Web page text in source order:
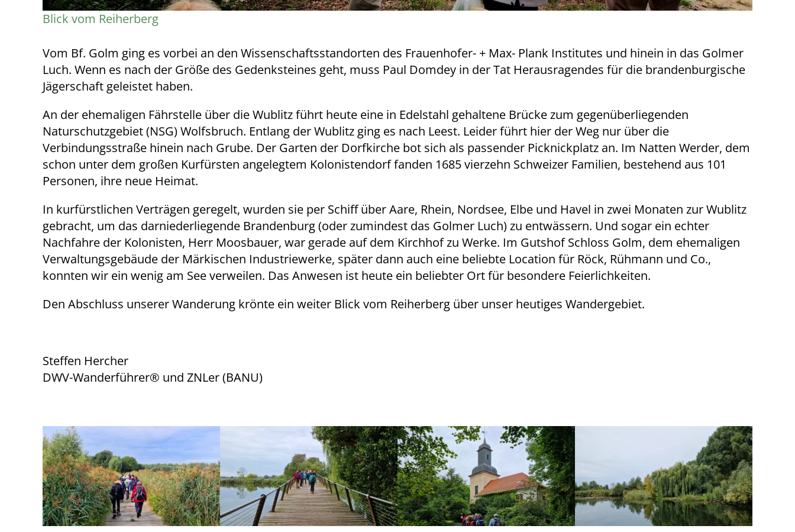
Blick vom Reiherberg
Vom Bf. Golm ging es vorbei an den Wissenschaftsstandorten des Frauenhofer- + Max- Plank Institutes und hinein in das Golmer
Luch. Wenn es nach der Größe des Gedenksteines geht, muss Paul Domdey in der Tat Herausragendes für die brandenburgische
Jägerschaft geleistet haben.
An der ehemaligen Fährstelle über die Wublitz führt heute eine in Edelstahl gehaltene Brücke zum gegenüberliegenden
Naturschutzgebiet (NSG) Wolfsbruch. Entlang der Wublitz ging es nach Leest. Leider führt hier der Weg nur über die
Verbindungsstraße hinein nach Grube. Der Garten der Dorfkirche bot sich als passender Picknickplatz an. Im Natten Werder, dem
schon unter dem großen Kurfürsten angelegtem Kolonistendorf fanden 1685 vierzehn Schweizer Familien, bestehend aus 101
Personen, ihre neue Heimat.
In kurfürstlichen Verträgen geregelt, wurden sie per Schiff über Aare, Rhein, Nordsee, Elbe und Havel in zwei Monaten zur Wublitz
gebracht, um das darniederliegende Brandenburg (oder zumindest das Golmer Luch) zu entwässern. Und sogar ein echter
Nachfahre der Kolonisten, Herr Moosbauer, war gerade auf dem Kirchhof zu Werke. Im Gutshof Schloss Golm, dem ehemaligen
Verwaltungsgebäude der Märkischen Industriewerke, später dann auch eine beliebte Location für Röck, Rühmann und Co.,
konnten wir ein wenig am See verweilen. Das Anwesen ist heute ein beliebter Ort für besondere Feierlichkeiten.
Den Abschluss unserer Wanderung krönte ein weiter Blick vom Reiherberg über unser heutiges Wandergebiet.
Steffen Hercher
DWV-Wanderführer® und ZNLer (BANU)